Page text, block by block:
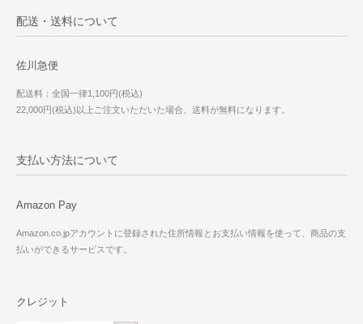
配送・送料について
佐川急便
配送料：全国一律1,100円(税込)
22,000円(税込)以上ご注文いただいた場合、送料が無料になります。
支払い方法について
Amazon Pay
Amazon.co.jpアカウントに登録された住所情報とお支払い情報を使って、商品の支
払いができるサービスです。
クレジット